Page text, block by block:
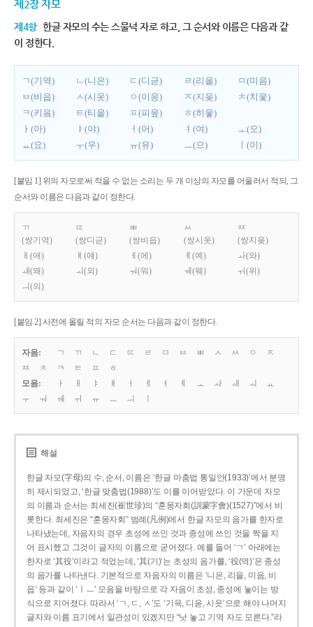
제2장 자모
제4항 한글 자모의 수는 스물넉 자로 하고, 그 순서와 이름은 다음과 같
이 정한다.
ㄱ(기역) ㄴ(니은) ㄷ(디귿) ㄹ(리을)
ㅁ(미음)
ㅂ(비읍)
ㅅ(시옷) ㅇ(이응) ㅈ(지읒)
ㅊ(치읓)
ㅋ(키읔)
ㅌ(티읕) ㅍ(피읖)
ㅎ(히읗)
ㅏ(아)
ㅑ(야) ㅓ(어) ㅕ(여)
ㅗ(오)
ㅛ(요)
ㅜ(우) ㅠ(유) ㅡ(으) ㅣ(이)
[붙임 1] 위의 자모로써 적을 수 없는 소리는 두 개 이상의 자모를 어울러서 적되, 그
순서와 이름은 다음과 같이 정한다.
ㄲ
(쌍기역)
ㄸ
(쌍디귿)
ㅃ
(쌍비읍)
ㅆ
(쌍시옷)
ㅉ
(쌍지읒)
ㅐ(애)
ㅒ(얘) ㅔ(에) ㅖ(예)
ㅘ(와)
ㅙ(왜)
ㅚ(외) ㅝ(워) ㅞ(웨)
ㅟ(위)
ㅢ(의)
[붙임 2] 사전에 올릴 적의 자모 순서는 다음과 같이 정한다.
자음: ㄱ ㄲ ㄴ ㄷ ㄸ ㄹ ㅁ ㅂ ㅃ ㅅ ㅆ ㅇ
ㅈ
ㅉ
ㅊ ㅋ ㅌ ㅍ
ㅎ
모음:
ㅏ ㅐ ㅑ ㅒ ㅓ ㅔ ㅕ ㅖ ㅗ ㅘ ㅙ ㅚ
ㅛ
ㅜ
ㅝ ㅞ ㅟ ㅠ ㅡ ㅢ
해설
한글 자모(字母)의 수, 순서, 이름은 ‘한글 마춤법 통일안(1933)’에서 분명
히 제시되었고, ‘한글 맞춤법(1988)’도 이를 이어받았다. 이 가운데 자모
의 이름과 순서는 최세진(崔世珍)의 “훈몽자회(訓蒙字會)(1527)”에서 비
롯한다. 최세진은 “훈몽자회” 범례(凡例)에서 한글 자모의 음가를 한자로
나타냈는데, 자음자의 경우 초성에 쓰인 것과 종성에 쓰인 것을 짝을 지
어 표시했고 그것이 글자의 이름으로 굳어졌다. 예를 들어 ‘ㄱ’ 아래에는
한자로 ‘其役’이라고 적었는데, ‘其(기)’는 초성의 음가를, ‘役(역)’은 종성
의 음가를 나타낸다. 기본적으로 자음자의 이름은 ‘니은, 리을, 미음, 비
읍’ 등과 같이 ‘ㅣㅡ’ 모음을 바탕으로 각 자음이 초성, 종성에 놓이는 방
식으로 지어졌다. 따라서 ‘ㄱ, ㄷ, ㅅ’도 ‘기윽, 디읃, 시읏’으로 해야 나머지
글자와 이름 표기에서 일관성이 있겠지만 “낫 놓고 기역 자도 모른다.”라